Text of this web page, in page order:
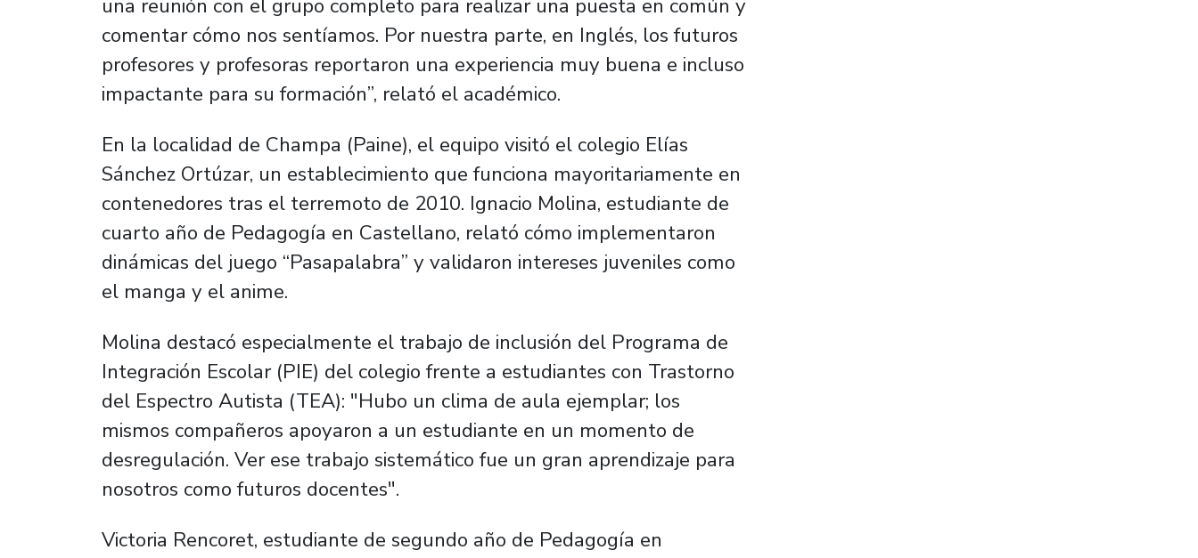
comentar cómo nos sentíamos. Por nuestra parte, en Inglés, los futuros
profesores y profesoras reportaron una experiencia muy buena e incluso
impactante para su formación”, relató el académico.
En la localidad de Champa (Paine), el equipo visitó el colegio Elías
Sánchez Ortúzar, un establecimiento que funciona mayoritariamente en
contenedores tras el terremoto de 2010. Ignacio Molina, estudiante de
cuarto año de Pedagogía en Castellano, relató cómo implementaron
dinámicas del juego “Pasapalabra” y validaron intereses juveniles como
el manga y el anime.
Molina destacó especialmente el trabajo de inclusión del Programa de
Integración Escolar (PIE) del colegio frente a estudiantes con Trastorno
del Espectro Autista (TEA): "Hubo un clima de aula ejemplar; los
mismos compañeros apoyaron a un estudiante en un momento de
desregulación. Ver ese trabajo sistemático fue un gran aprendizaje para
nosotros como futuros docentes".
Victoria Rencoret, estudiante de segundo año de Pedagogía en